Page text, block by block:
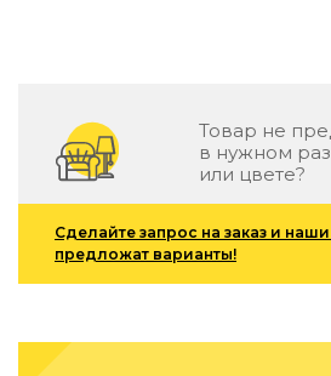
Стеновые декоративные панели
для террас
Террасные и фасадные системы
Биоклиматические перголы
Камень
Подбор, производство и
Товар не
в нужном
или цвете?
Сделайте запрос на заказ и
предложат варианты!